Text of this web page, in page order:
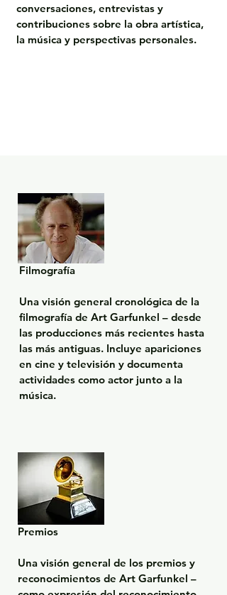
conversaciones, entrevistas y
contribuciones sobre la obra artística,
la música y perspectivas personales.
Filmografía
Una visión general cronológica de la
filmografía de Art Garfunkel – desde
las producciones más recientes hasta
las más antiguas. Incluye apariciones
en cine y televisión y documenta
actividades como actor junto a la
música.
Premios
Una visión general de los premios y
reconocimientos de Art Garfunkel –